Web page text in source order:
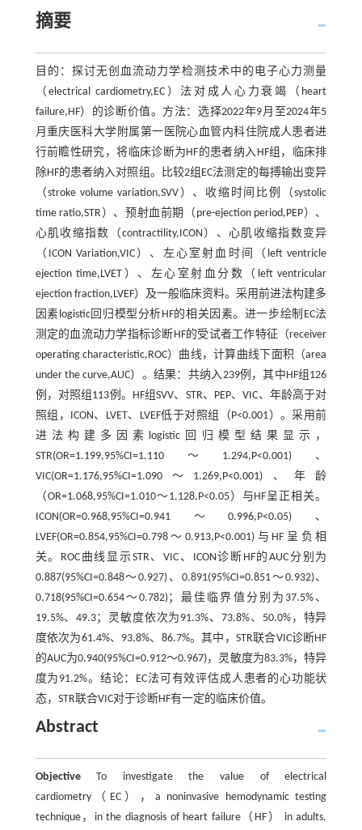
摘要
目的：探讨无创血流动力学检测技术中的电子心力测量
（electrical cardiometry,EC）法对成人心力衰竭（heart
failure,HF）的诊断价值。方法：选择2022年9月至2024年5
月重庆医科大学附属第一医院心血管内科住院成人患者进
行前瞻性研究，将临床诊断为HF的患者纳入HF组，临床排
除HF的患者纳入对照组。比较2组EC法测定的每搏输出变异
（stroke volume variation,SVV）、收缩时间比例（systolic
time ratio,STR）、预射血前期（pre-ejection period,PEP）、
心肌收缩指数（contractility,ICON）、心肌收缩指数变异
（ICON Variation,VIC）、左心室射血时间（left ventricle
ejection time,LVET）、左心室射血分数（left ventricular
ejection fraction,LVEF）及一般临床资料。采用前进法构建多
因素logistic回归模型分析HF的相关因素。进一步绘制EC法
测定的血流动力学指标诊断HF的受试者工作特征（receiver
operating characteristic,ROC）曲线，计算曲线下面积（area
under the curve,AUC）。结果：共纳入239例，其中HF组126
例，对照组113例。HF组SVV、STR、PEP、VIC、年龄高于对
照组，ICON、LVET、LVEF低于对照组（P<0.001）。采用前
进法构建多因素logistic回归模型结果显示，
STR(OR=1.199,95%CI=1.110～1.294,P<0.001)、
VIC(OR=1.176,95%CI=1.090～1.269,P<0.001)、年龄
（OR=1.068,95%CI=1.010～1.128,P<0.05）与HF呈正相关。
ICON(OR=0.968,95%CI=0.941～0.996,P<0.05)、
LVEF(OR=0.854,95%CI=0.798～0.913,P<0.001)与HF呈负相
关。ROC曲线显示STR、VIC、ICON诊断HF的AUC分别为
0.887(95%CI=0.848～0.927)、0.891(95%CI=0.851～0.932)、
0.718(95%CI=0.654～0.782)；最佳临界值分别为37.5%、
19.5%、49.3；灵敏度依次为91.3%、73.8%、50.0%，特异
度依次为61.4%、93.8%、86.7%。其中，STR联合VIC诊断HF
的AUC为0.940(95%CI=0.912～0.967)，灵敏度为83.3%，特异
度为91.2%。结论：EC法可有效评估成人患者的心功能状
态，STR联合VIC对于诊断HF有一定的临床价值。
Abstract
ObjectiveTo investigate the value of electrical
cardiometry（EC），a noninvasive hemodynamic testing
technique，in the diagnosis of heart failure（HF） in adults.